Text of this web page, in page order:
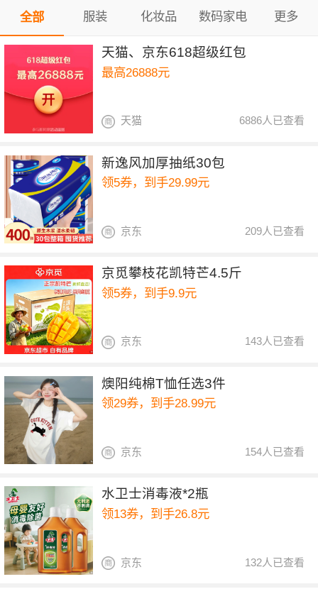
全部 服装 化妆品 数码家电 更多
天猫、京东618超级红包
最高26888元
6886人已查看
天猫
新逸风加厚抽纸30包
领5券，到手29.99元
209人已查看
京东
京觅攀枝花凯特芒4.5斤
领5券，到手9.9元
143人已查看
京东
燠阳纯棉T恤任选3件
领29券，到手28.99元
154人已查看
京东
水卫士消毒液*2瓶
领13券，到手26.8元
132人已查看
京东